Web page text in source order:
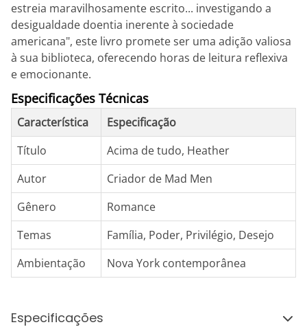
estreia maravilhosamente escrito... investigando a
desigualdade doentia inerente à sociedade
americana", este livro promete ser uma adição valiosa
à sua biblioteca, oferecendo horas de leitura reflexiva
e emocionante.
Especificações Técnicas
Característica
Especificação
Título
Acima de tudo, Heather
Autor
Criador de Mad Men
Gênero
Romance
Temas
Família, Poder, Privilégio, Desejo
Ambientação
Nova York contemporânea
Especificações